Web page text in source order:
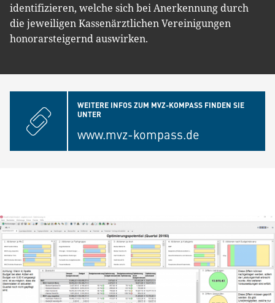
identifizieren, welche sich bei Anerkennung durch
die jeweiligen Kassenärztlichen Vereinigungen
honorarsteigernd auswirken.
WEITERE INFOS ZUM MVZ-KOMPASS FINDEN SIE
UNTER
www.mvz-kompass.de